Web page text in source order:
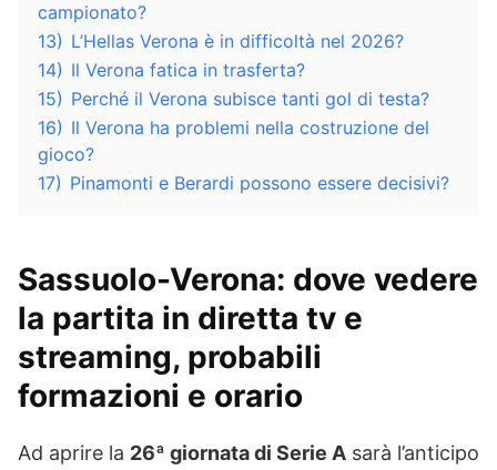
campionato?
13) L’Hellas Verona è in difficoltà nel 2026?
14) Il Verona fatica in trasferta?
15) Perché il Verona subisce tanti gol di testa?
16) Il Verona ha problemi nella costruzione del
gioco?
17) Pinamonti e Berardi possono essere decisivi?
Sassuolo-Verona: dove vedere
la partita in diretta tv e
streaming, probabili
formazioni e orario
Ad aprire la 26ª giornata di Serie A sarà l’anticipo